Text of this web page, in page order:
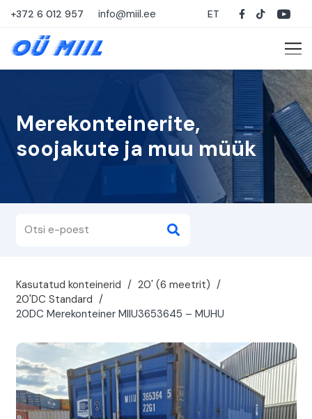
+372 6 012 957 info@miil.ee ET
Merekonteinerite,
soojakute ja muu müük
Kasutatud konteinerid / 20' (6 meetrit) /
20'DC Standard /
20DC Merekonteiner MIIU3653645 – MUHU